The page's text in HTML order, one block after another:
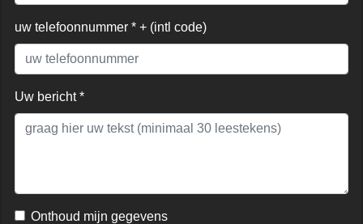
uw telefoonnummer * + (intl code)
Uw bericht *
Onthoud mijn gegevens